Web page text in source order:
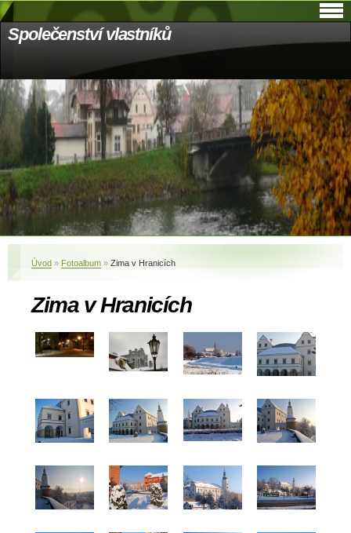
Společenství vlastníků
Úvod » Fotoalbum » Zima v Hranicích
Zima v Hranicích